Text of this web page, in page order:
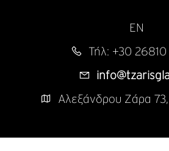
EN
Τήλ: +30
Αλεξάνδρου Ζάρα